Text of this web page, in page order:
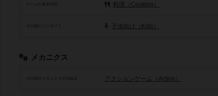
料理（Cooking）
その他のコンセプト 子供向け（Kids）
メカニクス
その他のメカニクスや仕組み アクションゲーム（Action）